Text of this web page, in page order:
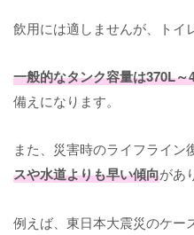
飲用には適しませんが、トイ
一般的なタンク容量は370L～
備えになります。
また、災害時のライフライン
スや水道よりも早い傾向があ
例えば、東日本大震災のケー